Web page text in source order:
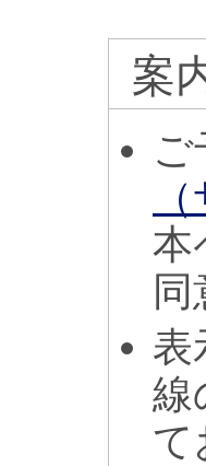
案
ご
本
表
線
て